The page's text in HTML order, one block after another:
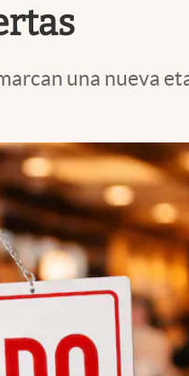
una nueva